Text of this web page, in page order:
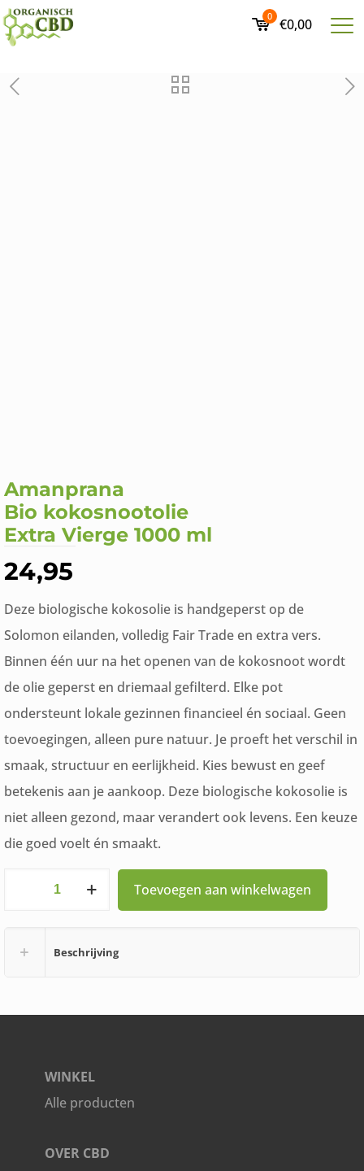
0 €0,00
Amanprana
Bio kokosnootolie
Extra Vierge 1000 ml
24,95
Deze biologische kokosolie is handgeperst op de
Solomon eilanden, volledig Fair Trade en extra vers.
Binnen één uur na het openen van de kokosnoot wordt
de olie geperst en driemaal gefilterd. Elke pot
ondersteunt lokale gezinnen financieel én sociaal. Geen
toevoegingen, alleen pure natuur. Je proeft het verschil in
smaak, structuur en eerlijkheid. Kies bewust en geef
betekenis aan je aankoop. Deze biologische kokosolie is
niet alleen gezond, maar verandert ook levens. Een keuze
die goed voelt én smaakt.
Amanprana
kokosnootolie
Extra
1000
Toevoegen aan winkelwagen
Beschrijving
WINKEL
Alle producten
OVER CBD